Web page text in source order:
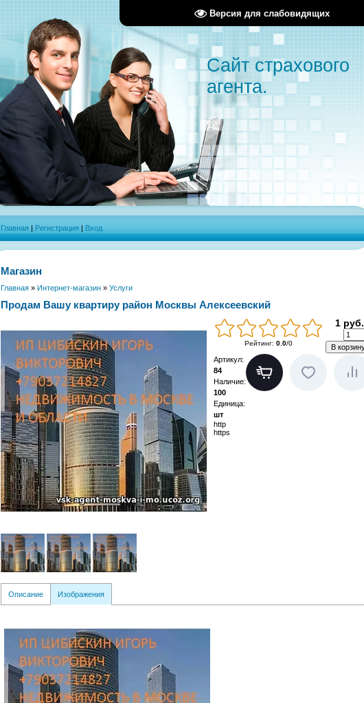
Версия для слабовидящих
Сайт страхового
агента.
Главная | Регистрация | Вход
Магазин
Главная » Интернет-магазин » Услуги
Продам Вашу квартиру район Москвы Алексеевский
Рейтинг: 0.0/0
1 руб.
Артикул:
84
Наличие:
100
Единица:
шт
http
https
Описание Изображения